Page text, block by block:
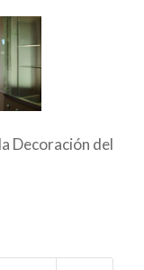
Decoración del